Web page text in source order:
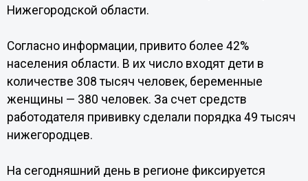
Нижегородской области.
Согласно информации, привито более 42%
населения области. В их число входят дети в
количестве 308 тысяч человек, беременные
женщины — 380 человек. За счет средств
работодателя прививку сделали порядка 49 тысяч
нижегородцев.
На сегодняшний день в регионе фиксируется